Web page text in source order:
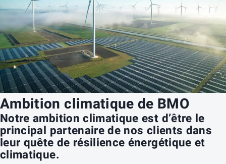
Ambition climatique de BMO
Notre ambition climatique est d’être le
principal partenaire de nos clients dans
leur quête de résilience énergétique et
climatique.